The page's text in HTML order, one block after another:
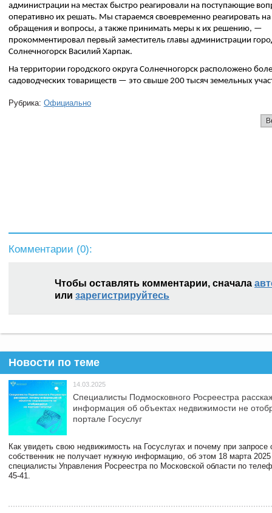
администрации на местах быстро реагировали на поступающие
оперативно их решать. Мы стараемся своевременно реагировать
обращения и вопросы, а также принимать меры к их решению, —
прокомментировал первый заместитель главы администрации
Солнечногорск Василий Харпак.
На территории городского округа Солнечногорск расположено
садоводческих товариществ — это свыше 200 тысяч земельных
Рубрика: Официально
Комментарии (0):
Чтобы оставлять комментарии, сначала
или зарегистрируйтесь
Новости по теме
14.03.2025
Специалисты Подмосковного Росреестра
информация об объектах недвижимости не
портале Госуслуг
Как увидеть свою недвижимость на Госуслугах и почему при запросе
собственник не получает нужную информацию, об этом 18 марта 2025
специалисты Управления Росреестра по Московской области по
45-41.